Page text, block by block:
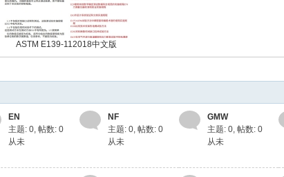
ASTM E139-112018中文版
EN
主题: 0,帖数: 0
从未
NF
主题: 0,帖数: 0
从未
GMW
主题: 0,帖数: 0
从未